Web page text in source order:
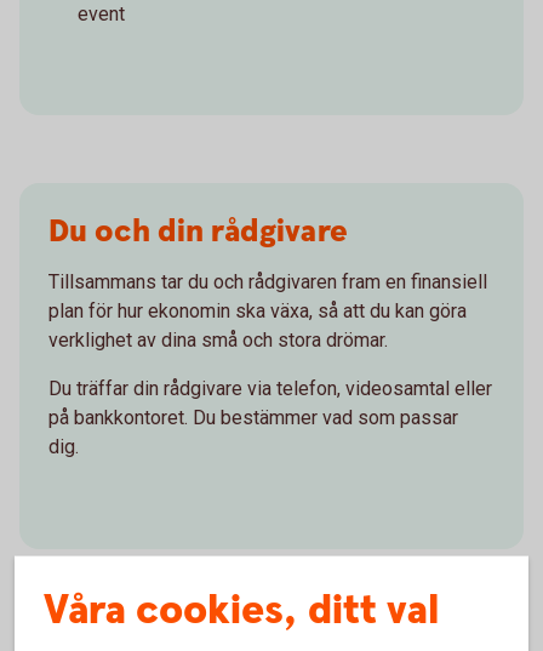
event
Du och din rådgivare
Tillsammans tar du och rådgivaren fram en finansiell
plan för hur ekonomin ska växa, så att du kan göra
verklighet av dina små och stora drömar.
Du träffar din rådgivare via telefon, videosamtal eller
på bankkontoret. Du bestämmer vad som passar
dig.
Våra cookies, ditt val